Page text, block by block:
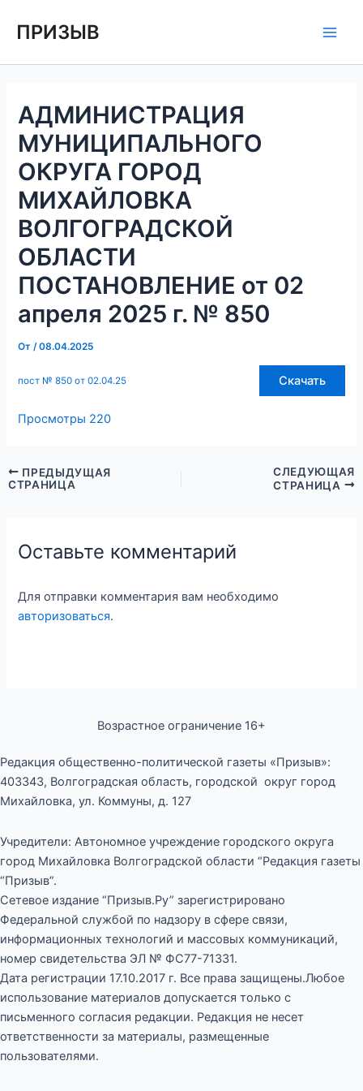
ПРИЗЫВ
АДМИНИСТРАЦИЯ
МУНИЦИПАЛЬНОГО
ОКРУГА ГОРОД
МИХАЙЛОВКА
ВОЛГОГРАДСКОЙ
ОБЛАСТИ
ПОСТАНОВЛЕНИЕ от 02
апреля 2025 г. № 850
От /08.04.2025
пост № 850 от 02.04.25 Скачать
Просмотры 220
по
ПРЕДЫДУЩАЯ
СТРАНИЦА
СЛЕДУЮЩАЯ
СТРАНИЦА
Оставьте комментарий
Для отправки комментария вам необходимо
авторизоваться.
Возрастное ограничение 16+
Редакция общественно-политической газеты «Призыв»:
403343, Волгоградская область, городской округ город
Михайловка, ул. Коммуны, д. 127
Учредители: Автономное учреждение городского округа
город Михайловка Волгоградской области “Редакция газеты
“Призыв”.
Сетевое издание “Призыв.Ру” зарегистрировано
Федеральной службой по надзору в сфере связи,
информационных технологий и массовых коммуникаций,
номер свидетельства ЭЛ № ФС77-71331.
Дата регистрации 17.10.2017 г. Все права защищены.Любое
использование материалов допускается только с
письменного согласия редакции. Редакция не несет
ответственности за материалы, размещенные
пользователями.